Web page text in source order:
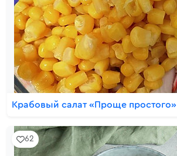
Крабовый салат «Проще простого»
62